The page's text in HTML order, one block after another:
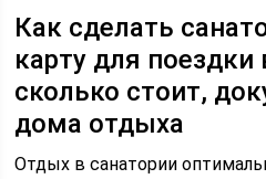
Как сделать
карту для поездки
сколько стоит,
дома отдыха
Отдых в санатории